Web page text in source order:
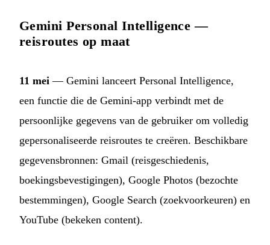
Gemini Personal Intelligence —
reisroutes op maat
11 mei — Gemini lanceert Personal Intelligence,
een functie die de Gemini-app verbindt met de
persoonlijke gegevens van de gebruiker om volledig
gepersonaliseerde reisroutes te creëren. Beschikbare
gegevensbronnen: Gmail (reisgeschiedenis,
boekingsbevestigingen), Google Photos (bezochte
bestemmingen), Google Search (zoekvoorkeuren) en
YouTube (bekeken content).